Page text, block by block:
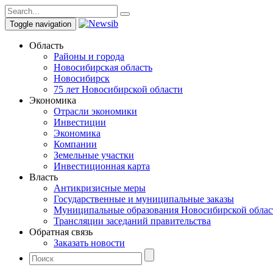
Toggle navigation
Область
Районы и города
Новосибирская область
Новосибирск
75 лет Новосибирской области
Экономика
Отрасли экономики
Инвестиции
Экономика
Компании
Земельные участки
Инвестиционная карта
Власть
Антикризисные меры
Государственные и муниципальные заказы
Муниципальные образования Новосибирской
Трансляции заседаний правительства
Обратная связь
Заказать новости